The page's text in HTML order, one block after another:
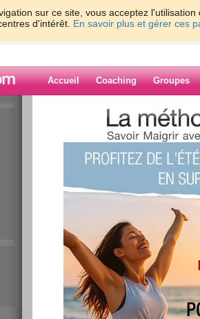
sur ce site, vous acceptez
d'intérêt. En savoir plus et gérer ces
Accueil Coaching Groupes
> > cette
Blog de
cette balance
hier je devais aller chez la nutritionniste +600g
ce matin * 1kg 300 elle est folle
je vais la jeter du 4e étage